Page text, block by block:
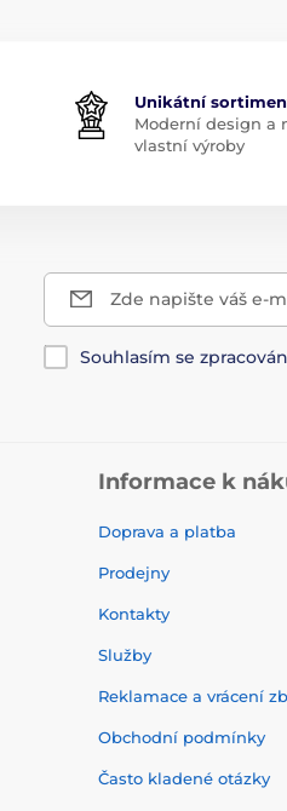
Unikátní
Moderní design a
vlastní výroby
Zde napište váš e-
Souhlasím se
Informace k
Doprava a platba
Prodejny
Kontakty
Služby
Reklamace a vrácení
Obchodní podmínky
Často kladené otázky